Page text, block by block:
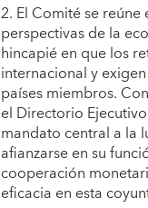
2. El Comité se
perspectivas de la
hincapié en que los
internacional y
países miembros.
el Directorio
mandato central a la
afianzarse en su
cooperación
eficacia en esta